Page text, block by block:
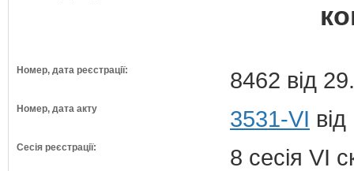
Номер, дата реєстрації: 8462 від
Номер, дата акту 3531-VI
Сесія реєстрації: 8 сесія VI